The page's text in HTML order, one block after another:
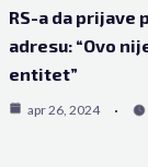
RS-a da prijave
adresu: “Ovo
entitet”
apr 26, 2024